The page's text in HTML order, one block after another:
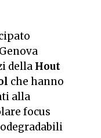
della Hout
che hanno
alla
focus